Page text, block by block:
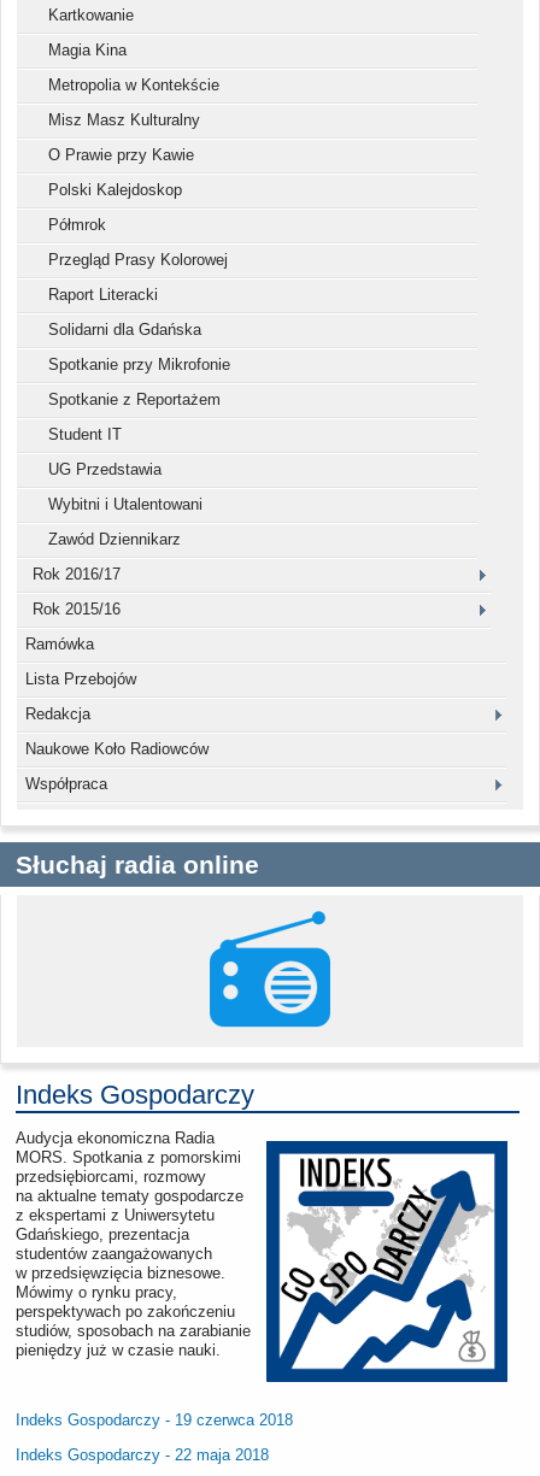
Kartkowanie
Magia Kina
Metropolia w Kontekście
Misz Masz Kulturalny
O Prawie przy Kawie
Polski Kalejdoskop
Półmrok
Przegląd Prasy Kolorowej
Raport Literacki
Solidarni dla Gdańska
Spotkanie przy Mikrofonie
Spotkanie z Reportażem
Student IT
UG Przedstawia
Wybitni i Utalentowani
Zawód Dziennikarz
Rok 2016/17
Rok 2015/16
Ramówka
Lista Przebojów
Redakcja
Naukowe Koło Radiowców
Współpraca
Słuchaj radia online
Indeks Gospodarczy
Audycja ekonomiczna Radia
MORS. Spotkania z pomorskimi
przedsiębiorcami, rozmowy
na aktualne tematy gospodarcze
z ekspertami z Uniwersytetu
Gdańskiego, prezentacja
studentów zaangażowanych
w przedsięwzięcia biznesowe.
Mówimy o rynku pracy,
perspektywach po zakończeniu
studiów, sposobach na zarabianie
pieniędzy już w czasie nauki.
Indeks Gospodarczy - 19 czerwca 2018
Indeks Gospodarczy - 22 maja 2018